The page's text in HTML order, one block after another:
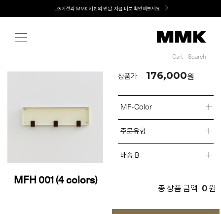
Welcome! 신규 회원가입 시 MMK Shop Coupon (총 60만원) 지급
Cart Search
MFH 001 (4 colors)
상품가 176,000원
MF-Color
주문유형
배송 B
총 상품 금액 0 원